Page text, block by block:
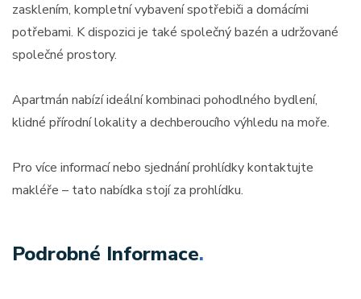
zasklením, kompletní vybavení spotřebiči a domácími
potřebami. K dispozici je také společný bazén a udržované
společné prostory.
Apartmán nabízí ideální kombinaci pohodlného bydlení,
klidné přírodní lokality a dechberoucího výhledu na moře.
Pro více informací nebo sjednání prohlídky kontaktujte
makléře – tato nabídka stojí za prohlídku.
Podrobné Informace.